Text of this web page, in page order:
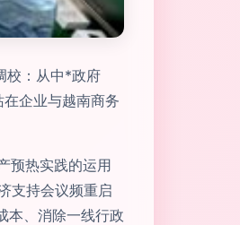
校：从中*政府
企业与越南商务
预热实践的运用
支持会议频重启
本、消除一线行政